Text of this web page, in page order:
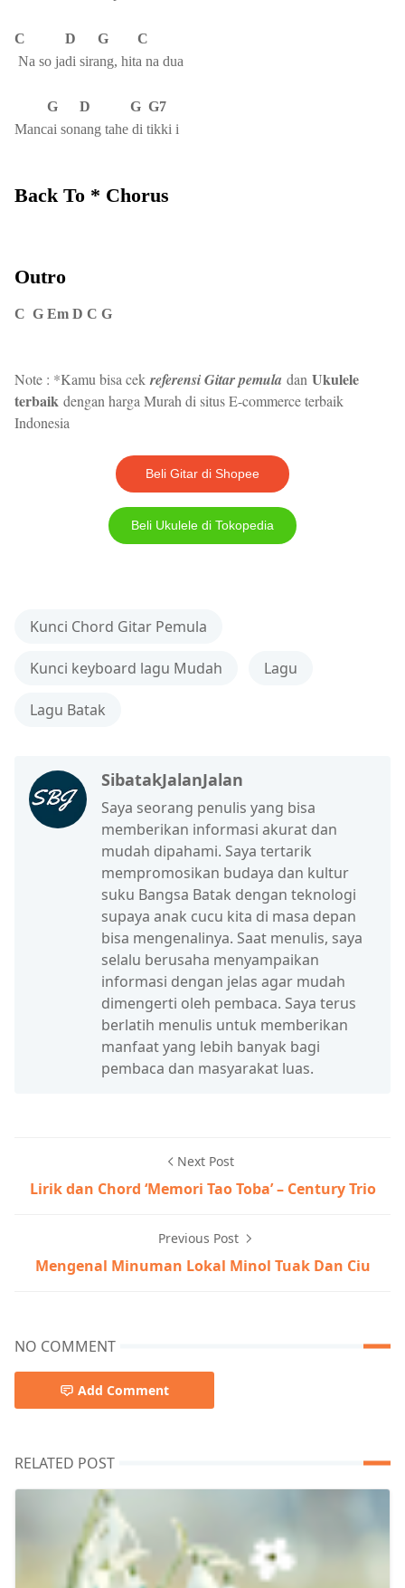
C D G C
Na so jadi sirang, hita na dua
G D G G7
Mancai sonang tahe di tikki i
Back To * Chorus
Outro
C G Em D C G
Note : *Kamu bisa cekreferensi Gitar pemula dan Ukulele
terbaik dengan harga Murah di situs E-commerce terbaik
Indonesia
Beli Gitar di Shopee
Beli Ukulele di Tokopedia
Kunci Chord Gitar Pemula
Kunci keyboard lagu Mudah Lagu
Lagu Batak
SibatakJalanJalan
Saya seorang penulis yang bisa
memberikan informasi akurat dan
mudah dipahami. Saya tertarik
mempromosikan budaya dan kultur
suku Bangsa Batak dengan teknologi
supaya anak cucu kita di masa depan
bisa mengenalinya. Saat menulis, saya
selalu berusaha menyampaikan
informasi dengan jelas agar mudah
dimengerti oleh pembaca. Saya terus
berlatih menulis untuk memberikan
manfaat yang lebih banyak bagi
pembaca dan masyarakat luas.
Next Post
Lirik dan Chord ‘Memori Tao Toba’ – Century Trio
Previous Post
Mengenal Minuman Lokal Minol Tuak Dan Ciu
NO COMMENT
Add Comment
RELATED POST